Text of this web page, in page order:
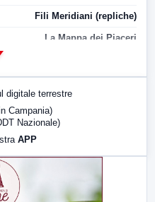
Fili Meridiani (repliche)
La Mappa dei Piaceri
LabNews (replica)
digitale terrestre
Campania)
Nazionale)
APP